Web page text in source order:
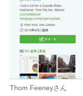
Thom Feeneyさん